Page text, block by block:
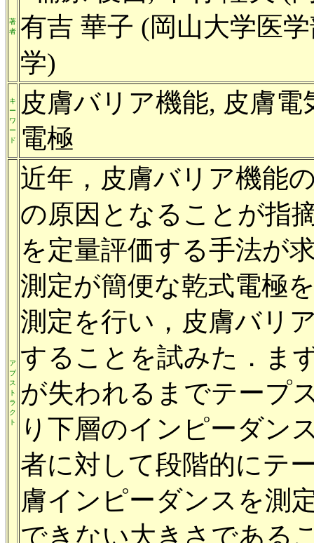
著
者 有吉 華子 (岡山大学医
学)
キ
ー
ワ
ー
ド
皮膚バリア機能, 皮膚
電極
ア
ブ
ス
ト
ラ
ク
ト
近年，皮膚バリア機能
の原因となることが指
を定量評価する手法が
測定が簡便な乾式電極
測定を行い，皮膚バリ
することを試みた．ま
が失われるまでテープ
り下層のインピーダン
者に対して段階的にテ
膚インピーダンスを測
できない大きさである